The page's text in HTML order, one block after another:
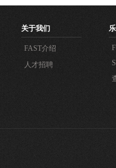
关于我们
FAST介绍
人才招聘